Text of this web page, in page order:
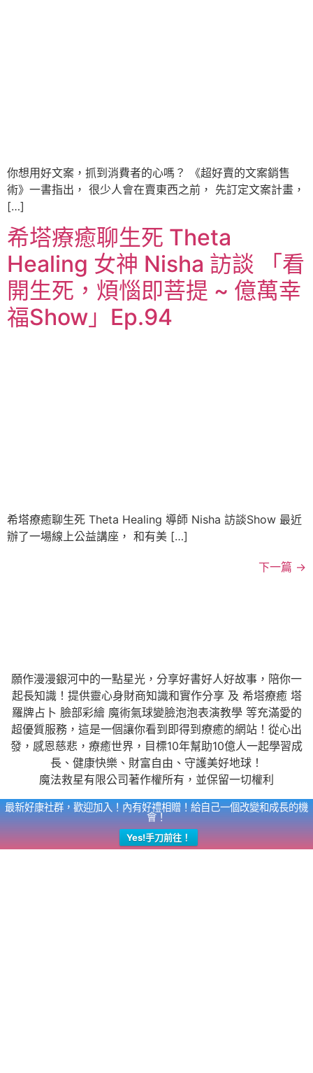
你想用好文案，抓到消費者的心嗎？ 《超好賣的文案銷售
術》一書指出， 很少人會在賣東西之前， 先訂定文案計畫，
[…]
希塔療癒聊生死 Theta
Healing 女神 Nisha 訪談 「看
開生死，煩惱即菩提 ~ 億萬幸
福Show」Ep.94
希塔療癒聊生死 Theta Healing 導師 Nisha 訪談Show 最近
辦了一場線上公益講座， 和有美 […]
下一篇 →
願作漫漫銀河中的一點星光，分享好書好人好故事，陪你一
起長知識！提供靈心身財商知識和實作分享 及 希塔療癒 塔
羅牌占卜 臉部彩繪 魔術氣球變臉泡泡表演教學 等充滿愛的
超優質服務，這是一個讓你看到即得到療癒的網站！從心出
發，感恩慈悲，療癒世界，目標10年幫助10億人一起學習成
長、健康快樂、財富自由、守護美好地球！
魔法救星有限公司著作權所有，並保留一切權利
最新好康社群，歡迎加入！內有好禮相贈！給自己一個改變和成長的機
會！
Yes!手刀前往！